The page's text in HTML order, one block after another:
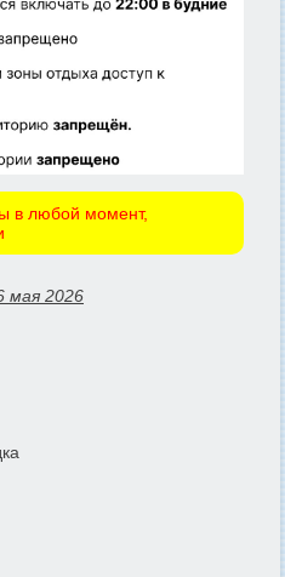
в любой момент,
мая 2026